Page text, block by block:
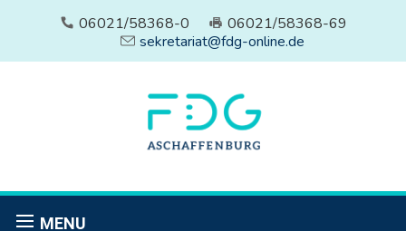
06021/58368-0
06021/58368-69
sekretariat@fdg-online.de
MENU